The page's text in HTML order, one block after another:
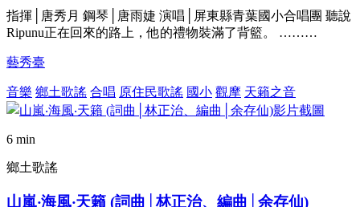
指揮│唐秀月 鋼琴│唐雨婕 演唱│屏東縣青葉國小合唱團 聽說
Ripunu正在回來的路上，他的禮物裝滿了背籃。 ………
藝秀臺
音樂 鄉土歌謠 合唱 原住民歌謠 國小 觀摩 天籟之音
6 min
鄉土歌謠
山嵐‧海風‧天籟 (詞曲│林正治、編曲│余存仙)